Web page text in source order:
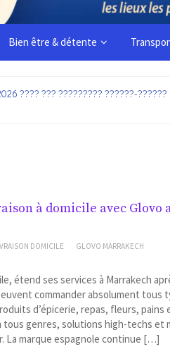
Bien être & détente
???? ??? ????????? ??????-??????
à domicile avec Glovo
DOMICILE
GLOVO MARRAKECH
étend ses services à Marrakech
commander absolument tous
d’épicerie, repas, fleurs, pains
genres, solutions high-techs et
La marque espagnole continue […]